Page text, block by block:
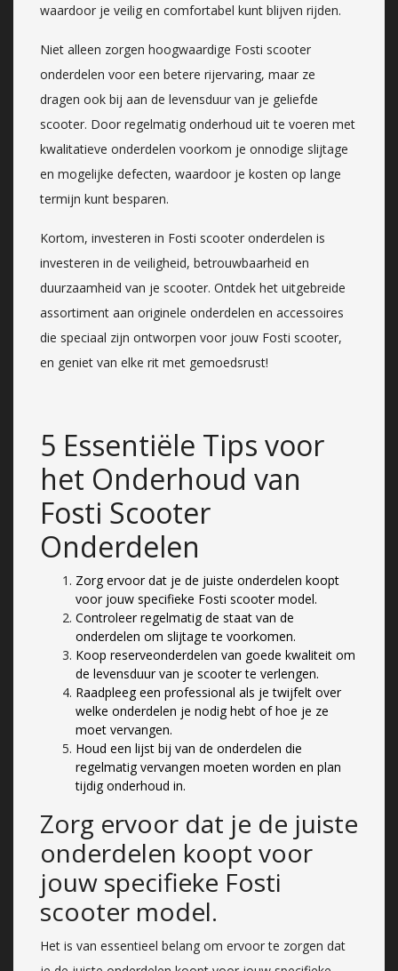
waardoor je veilig en comfortabel kunt blijven rijden.
Niet alleen zorgen hoogwaardige Fosti scooter
onderdelen voor een betere rijervaring, maar ze
dragen ook bij aan de levensduur van je geliefde
scooter. Door regelmatig onderhoud uit te voeren met
kwalitatieve onderdelen voorkom je onnodige slijtage
en mogelijke defecten, waardoor je kosten op lange
termijn kunt besparen.
Kortom, investeren in Fosti scooter onderdelen is
investeren in de veiligheid, betrouwbaarheid en
duurzaamheid van je scooter. Ontdek het uitgebreide
assortiment aan originele onderdelen en accessoires
die speciaal zijn ontworpen voor jouw Fosti scooter,
en geniet van elke rit met gemoedsrust!
5 Essentiële Tips voor
het Onderhoud van
Fosti Scooter
Onderdelen
Zorg ervoor dat je de juiste onderdelen koopt
voor jouw specifieke Fosti scooter model.
Controleer regelmatig de staat van de
onderdelen om slijtage te voorkomen.
Koop reserveonderdelen van goede kwaliteit om
de levensduur van je scooter te verlengen.
Raadpleeg een professional als je twijfelt over
welke onderdelen je nodig hebt of hoe je ze
moet vervangen.
Houd een lijst bij van de onderdelen die
regelmatig vervangen moeten worden en plan
tijdig onderhoud in.
Zorg ervoor dat je de juiste
onderdelen koopt voor
jouw specifieke Fosti
scooter model.
Het is van essentieel belang om ervoor te zorgen dat